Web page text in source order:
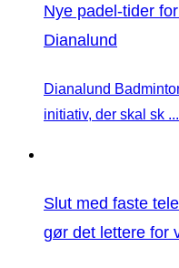
Nye padel-tider
Dianalund
Dianalund
initiativ, der skal sk ...
Slut med faste
gør det lettere for